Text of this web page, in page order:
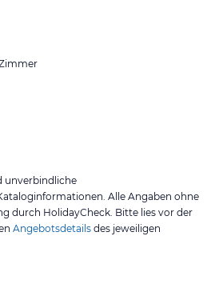
unverbindliche
Alle Angaben ohne
durch HolidayCheck. Bitte lies vor der
Angebotsdetails des jeweiligen